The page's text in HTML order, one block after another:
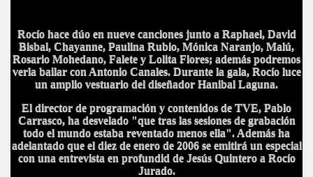
Rocío hace dúo en nueve canciones junto a Raphael, David
Bisbal, Chayanne, Paulina Rubio, Mónica Naranjo, Malú,
Rosario Mohedano, Falete y Lolita Flores; además podremos
verla bailar con Antonio Canales. Durante la gala, Rocío luce
un amplio vestuario del diseñador Hanibal Laguna.
El director de programación y contenidos de TVE, Pablo
Carrasco, ha desvelado "que tras las sesiones de grabación
todo el mundo estaba reventado menos ella". Además ha
adelantado que el diez de enero de 2006 se emitirá un especial
con una entrevista en profundid de Jesús Quintero a Rocío
Jurado.